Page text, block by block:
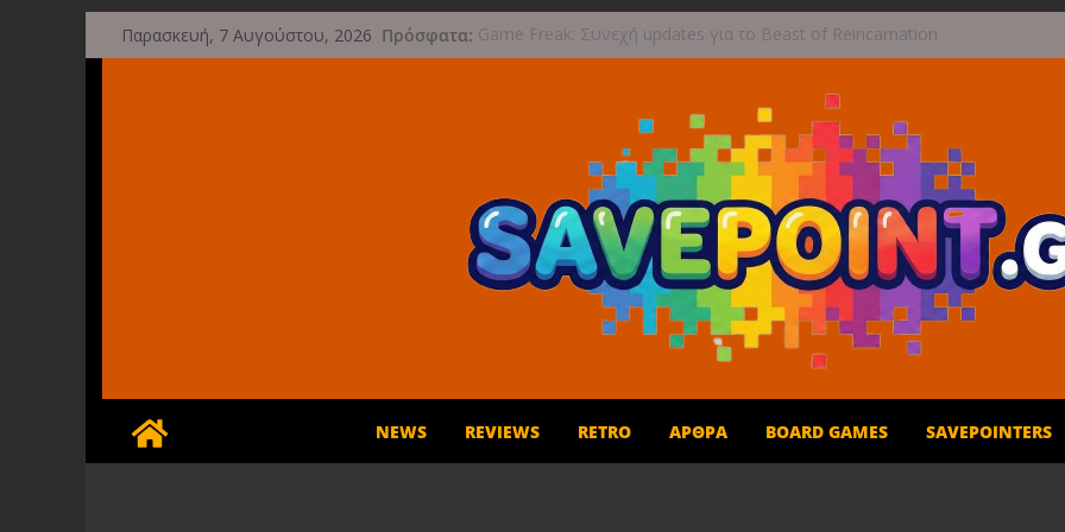
Μετάβαση
σε
Παρασκευή, 7 Αυγούστου, 2026 Πρόσφατα: Game Freak: Συνεχή updates για το Beast of Reincarnation
μετά την ανάμεικτη υποδοχή
Διασχίστε τους ουρανούς με το Wild Blue Skies αυτό το
Διακοπές και παιχνίδι για όλη την οικογένεια!
Έρχεται 1η Σεπτεμβρίου το Crimson Moon
NEWS REVIEWS RETRO ΆΡΘΡΑ BOARD GAMES SAVEPOINTERS